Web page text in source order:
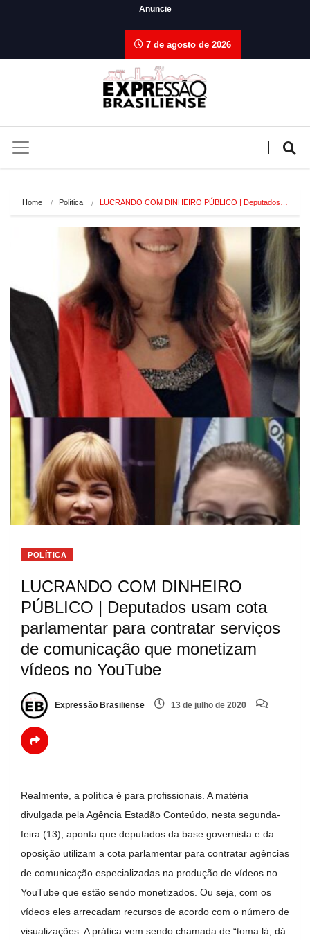
Anuncie
7 de agosto de 2026
Home Política LUCRANDO COM DINHEIRO PÚBLICO | Deputados…
POLÍTICA
LUCRANDO COM DINHEIRO
PÚBLICO | Deputados usam cota
parlamentar para contratar serviços
de comunicação que monetizam
vídeos no YouTube
Expressão Brasiliense 13 de julho de 2020
Realmente, a política é para profissionais. A matéria
divulgada pela Agência Estadão Conteúdo, nesta segunda-
feira (13), aponta que deputados da base governista e da
oposição utilizam a cota parlamentar para contratar agências
de comunicação especializadas na produção de vídeos no
YouTube que estão sendo monetizados. Ou seja, com os
vídeos eles arrecadam recursos de acordo com o número de
visualizações. A prática vem sendo chamada de “toma lá, dá